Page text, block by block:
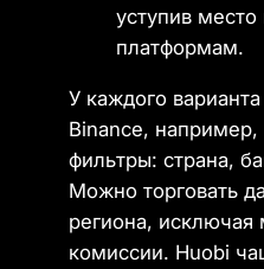
уступив
платформам.
У каждого
Binance, например,
фильтры: страна,
Можно торговать
региона, исключая
комиссии. Huobi